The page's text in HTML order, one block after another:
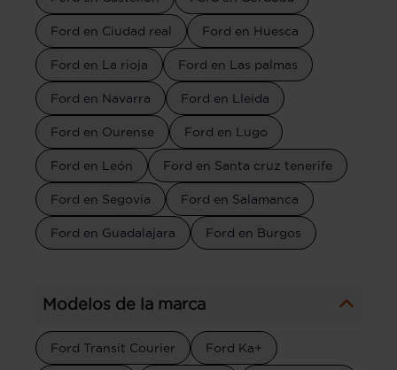
Ford en Ciudad real Ford en Huesca
Ford en La rioja Ford en Las palmas
Ford en Navarra Ford en Lleida
Ford en Ourense Ford en Lugo
Ford en León Ford en Santa cruz tenerife
Ford en Segovia Ford en Salamanca
Ford en Guadalajara Ford en Burgos
Modelos de la marca
Ford Transit Courier Ford Ka+